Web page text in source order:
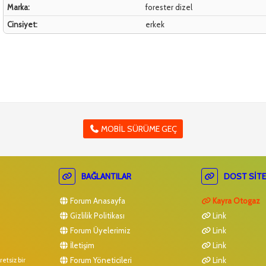
Marka:
forester dizel
Cinsiyet:
erkek
MOBIL SÜRÜME GEÇ
bir
BAĞLANTILAR
Forum Anasayfa
Gizlilik Politikası
Forum Üyelerimiz
İletişim
Forum Yöneticileri
DOST
Kayra Otogaz
Link
Link
Link
Link